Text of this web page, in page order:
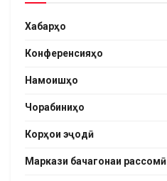
Хабарҳо
Конференсияҳо
Намоишҳо
Чорабиниҳо
Корҳои эҷодӣ
Маркази бачагонаи рассомӣ